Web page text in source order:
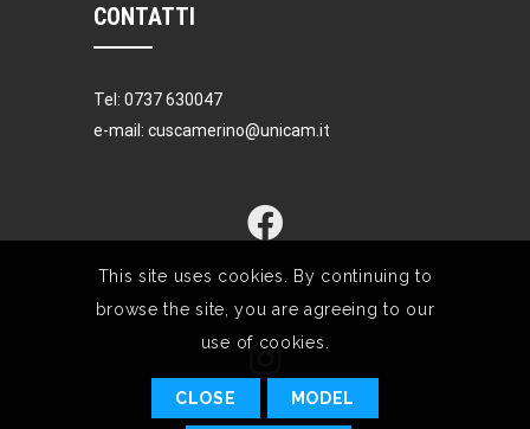
CONTATTI
Tel: 0737 630047
e-mail: cuscamerino@unicam.it
This site uses cookies. By continuing to
browse the site, you are agreeing to our
use of cookies.
CLOSE MODEL